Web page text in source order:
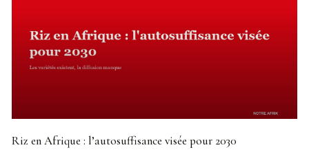
Riz en Afrique : l’autosuffisance visée pour 2030